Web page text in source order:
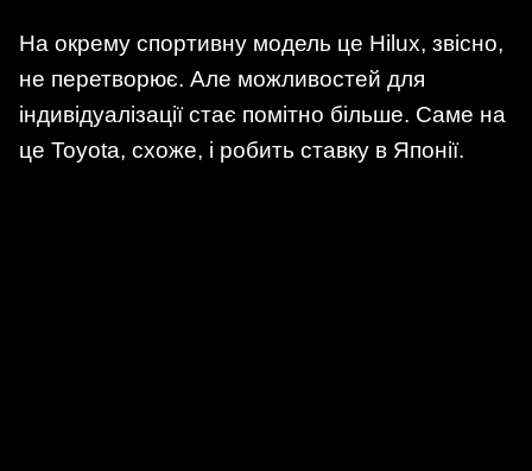
На окрему спортивну модель це Hilux, звісно,
не перетворює. Але можливостей для
індивідуалізації стає помітно більше. Саме на
це Toyota, схоже, і робить ставку в Японії.